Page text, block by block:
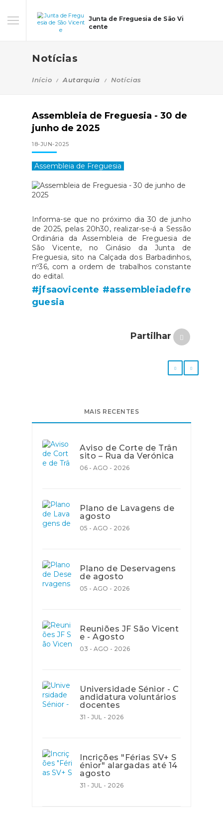
Junta de Freguesia de São Vi
cente
Notícias
Início Autarquia Notícias
Assembleia de Freguesia - 30 de
junho de 2025
18-JUN-2025
Assembleia de Freguesia
Informa-se que no próximo dia 30 de junho
de 2025, pelas 20h30, realizar-se-á a Sessão
Ordinária da Assembleia de Freguesia de
São Vicente, no Ginásio da Junta de
Freguesia, sito na Calçada dos Barbadinhos,
nº36, com a ordem de trabalhos constante
do edital.
#jfsaovicente #assembleiadefre
guesia
Partilhar
MAIS RECENTES
Aviso de Corte de Trân
sito – Rua da Verónica
06 - AGO - 2026
Plano de Lavagens de
agosto
05 - AGO - 2026
Plano de Deservagens
de agosto
05 - AGO - 2026
Reuniões JF São Vicent
e - Agosto
03 - AGO - 2026
Universidade Sénior - C
andidatura voluntários
docentes
31 - JUL - 2026
Incrições "Férias SV+ S
énior" alargadas até 14
agosto
31 - JUL - 2026